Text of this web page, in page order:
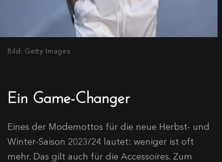
Bild: Getty Images
Ein Game-Changer
Eines der Modemottos für die neue Herbst- und
Winter-Saison 2023/24 lautet: weniger ist oft
mehr. Das gilt auch für die Accessoires. Zum